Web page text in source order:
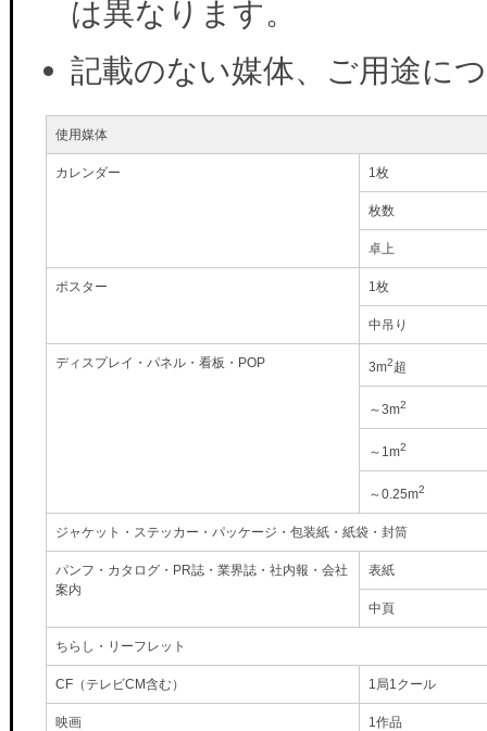
は異なります。
記載のない媒体、ご用途に
使用媒体
カレンダー 1枚
枚数
卓上
ポスター 1枚
中吊り
ディスプレイ・パネル・看板・POP 3m2超
～3m2
～1m2
～0.25m2
ジャケット・ステッカー・パッケージ・包装紙・紙袋・封筒
パンフ・カタログ・PR誌・業界誌・社内報・会社
案内
表紙
中頁
ちらし・リーフレット
CF（テレビCM含む） 1局1クール
映画 1作品